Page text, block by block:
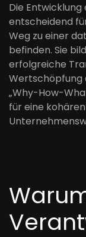
Die
entscheidend
Weg zu einer
befinden. Sie
erfolgreiche
Wertschöpfung
„Why-How-
für eine